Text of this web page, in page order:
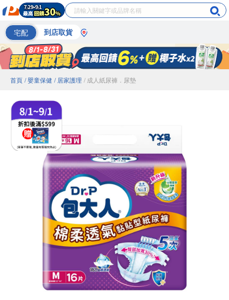
宅配 到店取貨
首頁 / 嬰童保健 / 居家護理 / 成人紙尿褲．尿墊